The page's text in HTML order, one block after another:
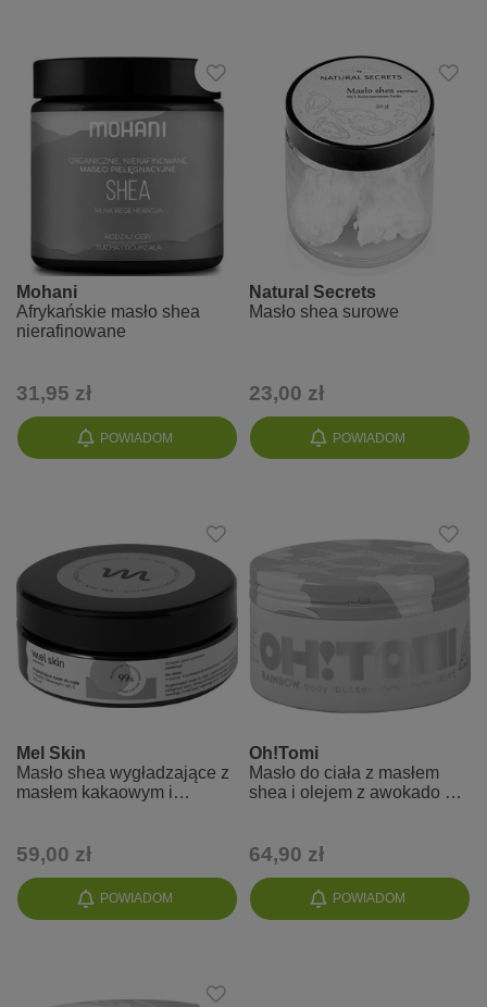
POWIADOM
Mohani
Afrykańskie masło shea
nierafinowane
31,95 zł
POWIADOM
Natural Secrets
Masło shea surowe
23,00 zł
POWIADOM
Mel Skin
Masło shea wygładzające z
masłem kakaowym i
59,00 zł
POWIADOM
Oh!Tomi
Masło do ciała z masłem
shea i olejem z awokado do
64,90 zł